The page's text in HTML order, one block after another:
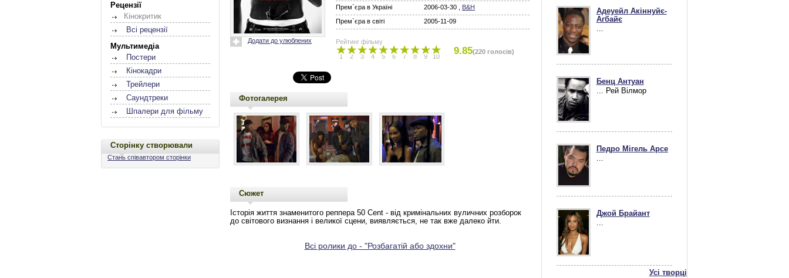
Рецензії
Кінокритик
Всі рецензії
Мультимедіа
Постери
Кінокадри
Трейлери
Саундтреки
Шпалери для фільму
Сторінку створювали
Стань співавтором сторінки
Адеуейл Акіннуйє-
Агбайє
...
Бенц Антуан
... Рей Вілмор
Педро Мігель Арсе
...
Джой Брайант
Усі творці
Додати до улюблених
Прем`єра в Україні
2006-03-30 , B&H
Прем`єра в світі
2005-11-09
Рейтинг фільму
1 2 3 4 5 6 7 8 9 10 9.85(220 голосів)
Фотогалерея
Сюжет
Історія життя знаменитого реппера 50 Cent - від кримінальних вуличних розборок
до світового визнання і великої сцени, виявляється, не так вже далеко йти.
Всі ролики до - "Розбагатій або здохни"